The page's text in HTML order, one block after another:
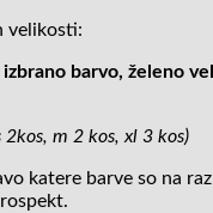
velikosti:
barvo, želeno
2kos, m 2 kos, xl 3 kos)
katere barve so na